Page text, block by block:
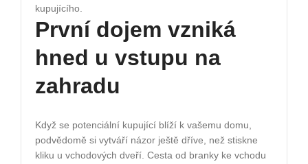
kupujícího.
První dojem vzniká
hned u vstupu na
zahradu
Když se potenciální kupující blíží k vašemu domu,
podvědomě si vytváří názor ještě dříve, než stiskne
kliku u vchodových dveří. Cesta od branky ke vchodu